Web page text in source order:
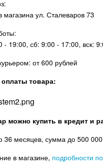
магазина ул. Сталеваров 73
- 19:00, сб: 9:00 - 17:00, вск:
от 600 рублей
товара:
можно купить в кредит и
36 месяцев, сумма до 500
в магазине, подробности